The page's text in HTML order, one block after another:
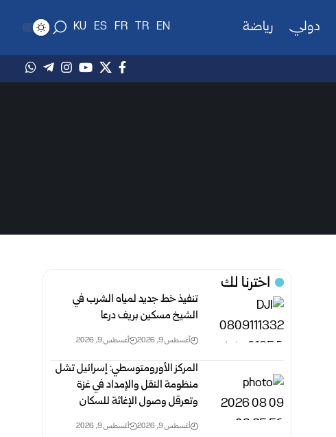
دولي رياضة EN
TR
FR
ES
KU
اخترنا لك
تنفيذ خط جديد لمياه الشرب في
الشيخ مسكين بريف درعا
أغسطس 9, 2026 أغسطس 9, 2026
المركز الأورومتوسطي: إسرائيل تشل
منظومة النقل والإمداد في غزة
وتعرقل وصول الإغاثة للسكان
أغسطس 9, 2026 أغسطس 9, 2026